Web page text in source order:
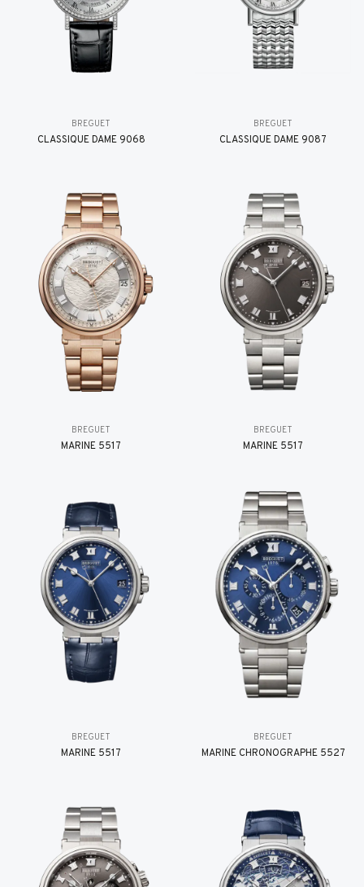
BREGUET
CLASSIQUE DAME 9068
BREGUET
CLASSIQUE DAME 9087
BREGUET
MARINE 5517
BREGUET
MARINE 5517
BREGUET
MARINE 5517
BREGUET
MARINE CHRONOGRAPHE 5527